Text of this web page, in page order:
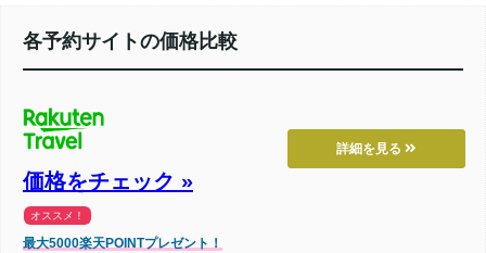
各予約サイトの価格比較
詳細を見る
価格をチェック »
オススメ！
最大5000楽天POINTプレゼント！